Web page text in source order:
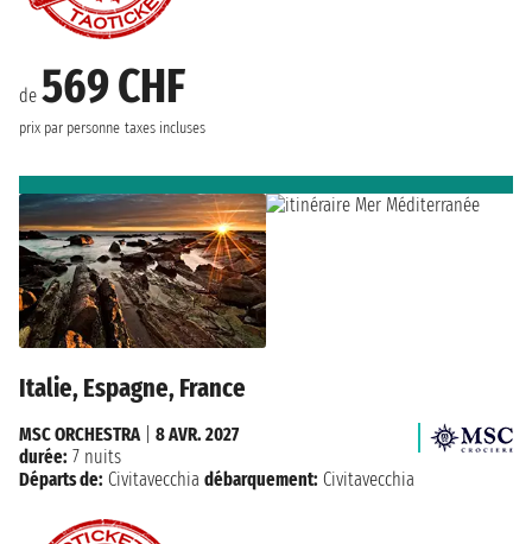
de 569 CHF
prix par personne taxes incluses
Italie, Espagne, France
MSC ORCHESTRA
8 AVR. 2027
durée: 7 nuits
Départs de: Civitavecchia débarquement: Civitavecchia